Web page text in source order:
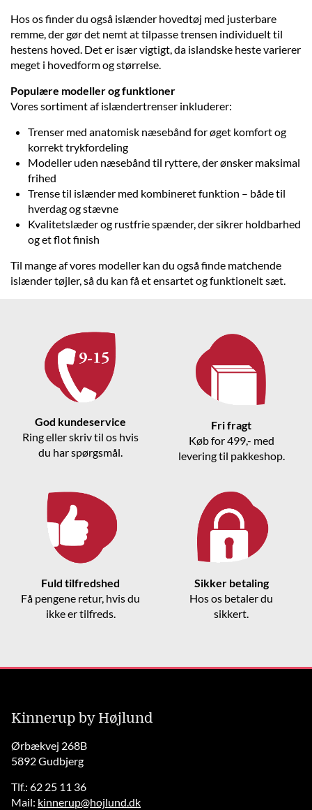
Hos os finder du også islænder hovedtøj med justerbare
remme, der gør det nemt at tilpasse trensen individuelt til
hestens hoved. Det er især vigtigt, da islandske heste varierer
meget i hovedform og størrelse.
Populære modeller og funktioner
Vores sortiment af islændertrenser inkluderer:
Trenser med anatomisk næsebånd for øget komfort og
korrekt trykfordeling
Modeller uden næsebånd til ryttere, der ønsker maksimal
frihed
Trense til islænder med kombineret funktion – både til
hverdag og stævne
Kvalitetslæder og rustfrie spænder, der sikrer holdbarhed
og et flot finish
Til mange af vores modeller kan du også finde matchende
islænder tøjler, så du kan få et ensartet og funktionelt sæt.
God kundeservice
Ring eller skriv til os hvis
du har spørgsmål.
Fri fragt
Køb for 499,- med
levering til pakkeshop.
Fuld tilfredshed
Få pengene retur, hvis du
ikke er tilfreds.
Sikker betaling
Hos os betaler du
sikkert.
Kinnerup by Højlund
Ørbækvej 268B
5892 Gudbjerg
Tlf.: 62 25 11 36
Mail: kinnerup@hojlund.dk